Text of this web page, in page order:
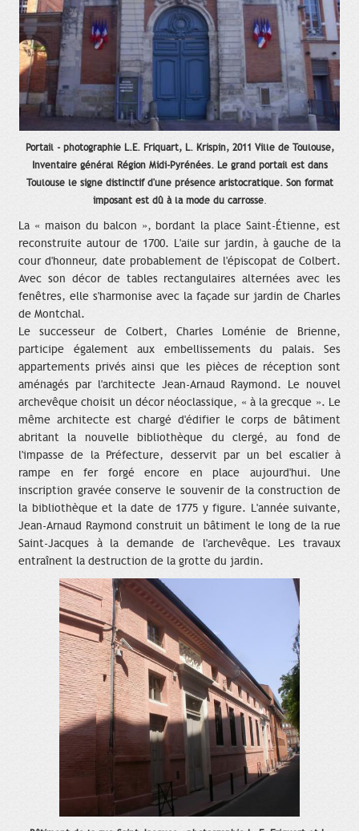
Portail - photographie L.E. Friquart, L. Krispin, 2011 Ville de Toulouse,
Inventaire général Région Midi-Pyrénées. Le grand portail est dans
Toulouse le signe distinctif d'une présence aristocratique. Son format
imposant est dû à la mode du carrosse.
La « maison du balcon », bordant la place Saint-Étienne, est
reconstruite autour de 1700. L'aile sur jardin, à gauche de la
cour d'honneur, date probablement de l'épiscopat de Colbert.
Avec son décor de tables rectangulaires alternées avec les
fenêtres, elle s'harmonise avec la façade sur jardin de Charles
de Montchal.
Le successeur de Colbert, Charles Loménie de Brienne,
participe également aux embellissements du palais. Ses
appartements privés ainsi que les pièces de réception sont
aménagés par l'architecte Jean-Arnaud Raymond. Le nouvel
archevêque choisit un décor néoclassique, « à la grecque ». Le
même architecte est chargé d'édifier le corps de bâtiment
abritant la nouvelle bibliothèque du clergé, au fond de
l'impasse de la Préfecture, desservit par un bel escalier à
rampe en fer forgé encore en place aujourd'hui. Une
inscription gravée conserve le souvenir de la construction de
la bibliothèque et la date de 1775 y figure. L'année suivante,
Jean-Arnaud Raymond construit un bâtiment le long de la rue
Saint-Jacques à la demande de l'archevêque. Les travaux
entraînent la destruction de la grotte du jardin.